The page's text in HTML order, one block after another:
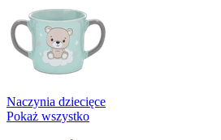
Naczynia dziecięce
Pokaż wszystko